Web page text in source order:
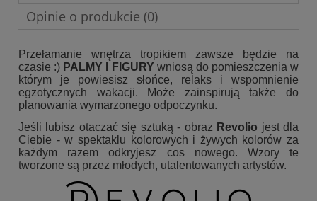
Opinie o produkcie (0)
Przełamanie wnętrza tropikiem zawsze będzie na
czasie :) PALMY I FIGURY wniosą do pomieszczenia w
którym je powiesisz słońce, relaks i wspomnienie
egzotycznych wakacji. Może zainspirują także do
planowania wymarzonego odpoczynku.
Jeśli lubisz otaczać się sztuką - obraz Revolio jest dla
Ciebie - w spektaklu kolorowych i żywych kolorów za
każdym razem odkryjesz cos nowego. Wzory te
tworzone są przez młodych, utalentowanych artystów.